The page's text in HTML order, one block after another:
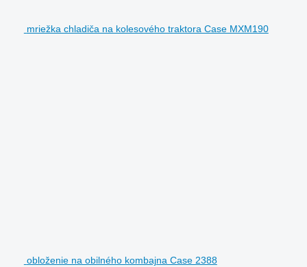
mriežka chladiča na kolesového traktora Case MXM190
obloženie na obilného kombajna Case 2388